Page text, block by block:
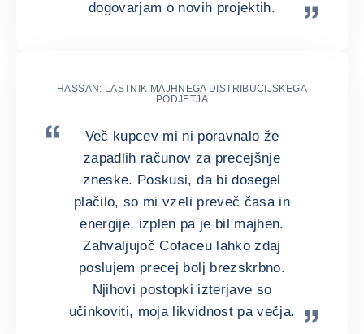
dogovarjam o novih projektih.
HASSAN: LASTNIK MAJHNEGA DISTRIBUCIJSKEGA
PODJETJA
Več kupcev mi ni poravnalo že
zapadlih računov za precejšnje
zneske. Poskusi, da bi dosegel
plačilo, so mi vzeli preveč časa in
energije, izplen pa je bil majhen.
Zahvaljujoč Cofaceu lahko zdaj
poslujem precej bolj brezskrbno.
Njihovi postopki izterjave so
učinkoviti, moja likvidnost pa večja.